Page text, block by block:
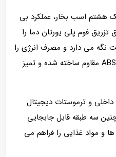
یک هشتم اسب بخار، عملکرد بی‌
تزریق فوم پلی‌ یورتان دما را
ثابت نگه می‌ دارد و مصرف انرژی را
کاهش می‌ دهد. بدنه داخلی از ABS مقاوم ساخته شده و تمیز
این یخچال دارای روشنایی LED داخلی و ترموستات دیجیتال
سه طبقه قابل جابجایی
و مواد غذایی را فراهم می‌